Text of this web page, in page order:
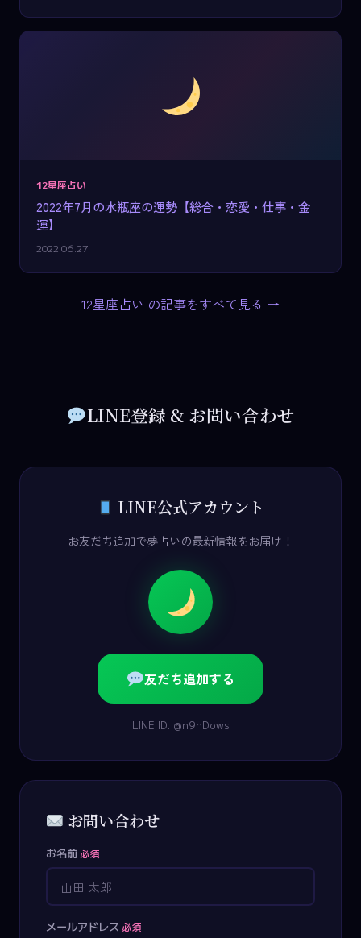
12星座占い
2022年7月の水瓶座の運勢【総合・恋愛・仕事・金
運】
2022.06.27
12星座占い の記事をすべて見る →
LINE登録 & お問い合わせ
LINE公式アカウント
お友だち追加で夢占いの最新情報をお届け！
友だち追加する
LINE ID: @n9nDows
お問い合わせ
お名前 必須
メールアドレス 必須